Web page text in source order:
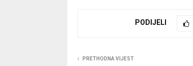
PODIJELI
PRETHODNA VIJEST